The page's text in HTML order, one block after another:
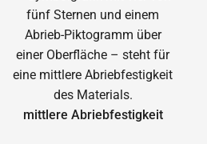
mittlere Abrieb­festigkeit